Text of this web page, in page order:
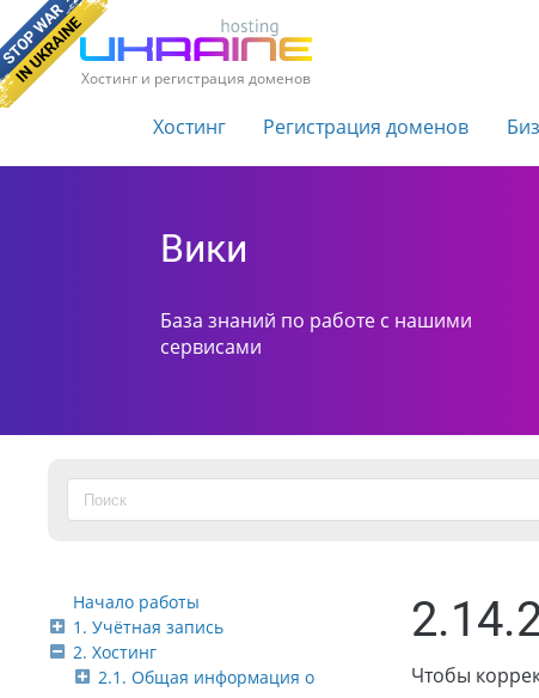
Хостинг и регистрация доменов
Хостинг Регистрация доменов
Вики
База знаний по работе с нашими
сервисами
Начало работы
1. Учётная запись
2. Хостинг
2.1. Общая информация о
Чтобы